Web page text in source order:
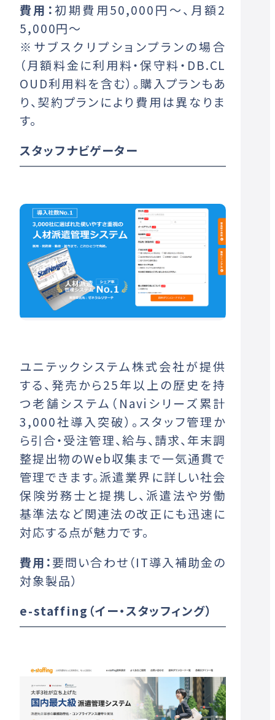
費用：初期費用50,000円～、月額2
5,000円～
※サブスクリプションプランの場合
（月額料金に利用料・保守料・DB.CL
OUD利用料を含む）。購入プランもあ
り、契約プランにより費用は異なりま
す。
スタッフナビゲーター
ユニテックシステム株式会社が提供
する、発売から25年以上の歴史を持
つ老舗システム（Naviシリーズ累計
3,000社導入突破）。スタッフ管理か
ら引合・受注管理、給与、請求、年末調
整提出物のWeb収集まで一気通貫で
管理できます。派遣業界に詳しい社会
保険労務士と提携し、派遣法や労働
基準法など関連法の改正にも迅速に
対応する点が魅力です。
費用：要問い合わせ（IT導入補助金の
対象製品）
e-staffing（イー・スタッフィング）